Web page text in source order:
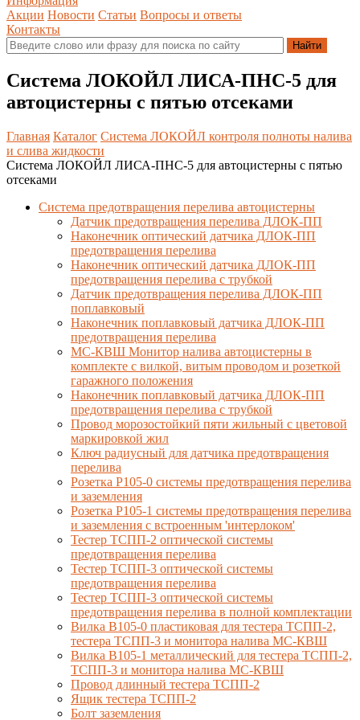
Акции Новости Статьи Вопросы и ответы
Контакты
Система ЛОКОЙЛ ЛИСА-ПНС-5 для
автоцистерны с пятью отсеками
Главная Каталог Система ЛОКОЙЛ контроля полноты налива
и слива жидкости
Система ЛОКОЙЛ ЛИСА-ПНС-5 для автоцистерны с пятью
отсеками
Система предотвращения перелива автоцистерны
Датчик предотвращения перелива ДЛОК-ПП
Наконечник оптический датчика ДЛОК-ПП
предотвращения перелива
Наконечник оптический датчика ДЛОК-ПП
предотвращения перелива с трубкой
Датчик предотвращения перелива ДЛОК-ПП
поплавковый
Наконечник поплавковый датчика ДЛОК-ПП
предотвращения перелива
МС-КВШ Монитор налива автоцистерны в
комплекте с вилкой, витым проводом и розеткой
гаражного положения
Наконечник поплавковый датчика ДЛОК-ПП
предотвращения перелива с трубкой
Провод морозостойкий пяти жильный с цветовой
маркировкой жил
Ключ радиусный для датчика предотвращения
перелива
Розетка Р105-0 системы предотвращения перелива
и заземления
Розетка Р105-1 системы предотвращения перелива
и заземления с встроенным 'интерлоком'
Тестер ТСПП-2 оптической системы
предотвращения перелива
Тестер ТСПП-3 оптической системы
предотвращения перелива
Тестер ТСПП-3 оптической системы
предотвращения перелива в полной комплектации
Вилка В105-0 пластиковая для тестера ТСПП-2,
тестера ТСПП-3 и монитора налива МС-КВШ
Вилка В105-1 металлический для тестера ТСПП-2,
ТСПП-3 и монитора налива МС-КВШ
Провод длинный тестера ТСПП-2
Ящик тестера ТСПП-2
Болт заземления